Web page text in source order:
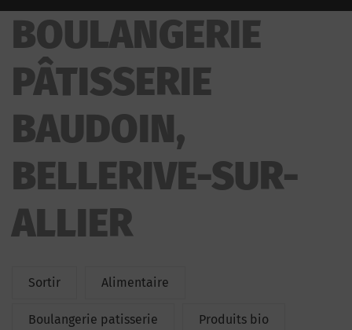
BOULANGERIE
PÂTISSERIE
BAUDOIN,
BELLERIVE-SUR-
ALLIER
Sortir Alimentaire
Boulangerie patisserie Produits bio